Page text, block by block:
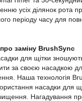
усіх ділянок рота
періоду часу для
заміну BrushSync
для щітки
за своєю насадкою
Наша технологія
насадки для
чищення. Нагадування